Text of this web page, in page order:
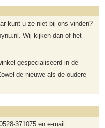
kunt u ze niet bij ons vinden?
Wij kijken dan of het
gespecialiseerd in de
de nieuwe als de oudere
371075 en e-mail .